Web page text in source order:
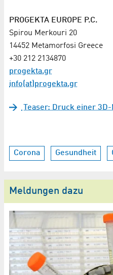
PROGEKTA EUROPE P.C.
Spirou Merkouri 20
14452 Metamorfosi Greece
+30 212 2134870
progekta.gr
info(at)progekta.gr
Teaser: Druck einer 3D-
Corona Gesundheit
Meldungen dazu